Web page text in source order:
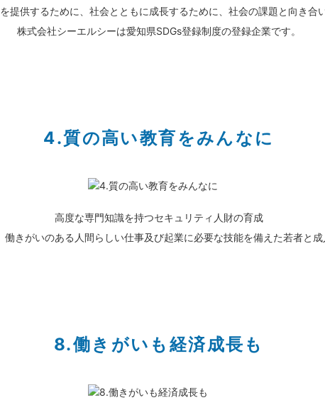
提供するために、社会とともに成長するために、社会の課題と向き合
株式会社シーエルシーは愛知県SDGs登録制度の登録企業です。
4.質の高い教育をみんなに
高度な専門知識を持つセキュリティ人財の育成
きがいのある人間らしい仕事及び起業に必要な技能を備えた若者と成
8.働きがいも経済成長も